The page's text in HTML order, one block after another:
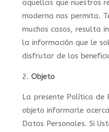
aquellas que nuestros
moderna nos permita.
muchos casos, resulta
la información que le
disfrutar de los
Objeto
La presente Política de
objeto informarle
Datos Personales. Si